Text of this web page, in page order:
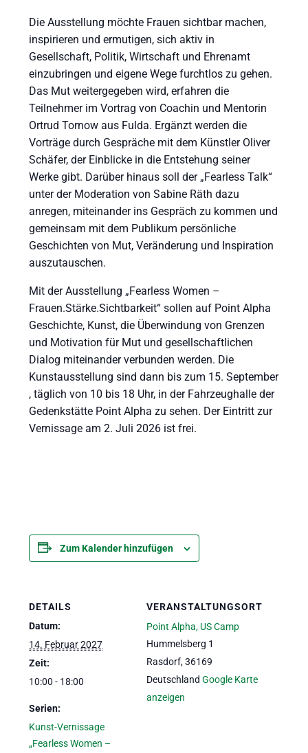
Die Ausstellung möchte Frauen sichtbar machen,
inspirieren und ermutigen, sich aktiv in
Gesellschaft, Politik, Wirtschaft und Ehrenamt
einzubringen und eigene Wege furchtlos zu gehen.
Das Mut weitergegeben wird, erfahren die
Teilnehmer im Vortrag von Coachin und Mentorin
Ortrud Tornow aus Fulda. Ergänzt werden die
Vorträge durch Gespräche mit dem Künstler Oliver
Schäfer, der Einblicke in die Entstehung seiner
Werke gibt. Darüber hinaus soll der „Fearless Talk“
unter der Moderation von Sabine Räth dazu
anregen, miteinander ins Gespräch zu kommen und
gemeinsam mit dem Publikum persönliche
Geschichten von Mut, Veränderung und Inspiration
auszutauschen.
Mit der Ausstellung „Fearless Women –
Frauen.Stärke.Sichtbarkeit“ sollen auf Point Alpha
Geschichte, Kunst, die Überwindung von Grenzen
und Motivation für Mut und gesellschaftlichen
Dialog miteinander verbunden werden. Die
Kunstausstellung sind dann bis zum 15. September
, täglich von 10 bis 18 Uhr, in der Fahrzeughalle der
Gedenkstätte Point Alpha zu sehen. Der Eintritt zur
Vernissage am 2. Juli 2026 ist frei.
Zum Kalender hinzufügen
DETAILS
Datum:
14. Februar 2027
Zeit:
10:00 - 18:00
Serien:
Kunst-Vernissage
„Fearless Women –
VERANSTALTUNGSORT
Point Alpha, US Camp
Hummelsberg 1
Rasdorf, 36169
Deutschland Google Karte
anzeigen